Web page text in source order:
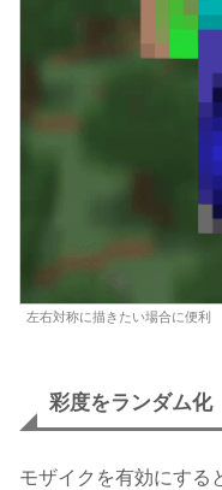
左右対称に描きたい場合に便利
彩度をランダム化
モザイクを有効にする